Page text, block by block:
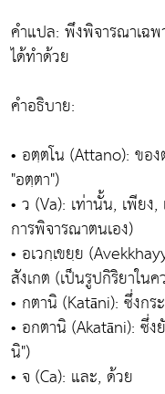
คำแปล: พึงพิจารณาเฉ
ได้ทำด้วย
คำอธิบาย:
• อตฺตโน (Attano): ขอ
"อตฺตา")
• ว (Va): เท่านั้น, เพีย
การพิจารณาตนเอง)
• อเวกฺเขยฺย
สังเกต (เป็นรูปกิริยาใน
• กตานิ (Katāni): ซึ่งก
• อกตานิ (Akatāni): ซึ่ง
นิ")
• จ (Ca): และ, ด้วย